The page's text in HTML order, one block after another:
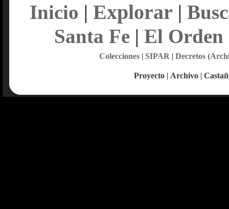
Inicio | Explorar |
Santa Fe| El Orden
Colecciones| SIPAR | Decretos
Proyecto | Archivo |